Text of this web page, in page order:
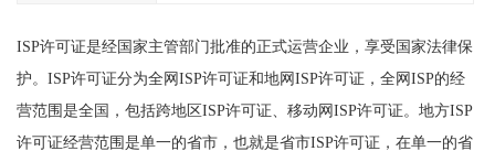
ISP许可证是经国家主管部门批准的正式运营企业，享受国家法律保
护。ISP许可证分为全网ISP许可证和地网ISP许可证，全网ISP的经
营范围是全国，包括跨地区ISP许可证、移动网ISP许可证。地方ISP
许可证经营范围是单一的省市，也就是省市ISP许可证，在单一的省